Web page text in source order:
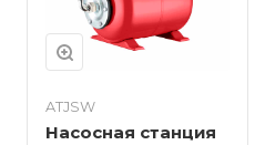
ATJSW
Насосная станция